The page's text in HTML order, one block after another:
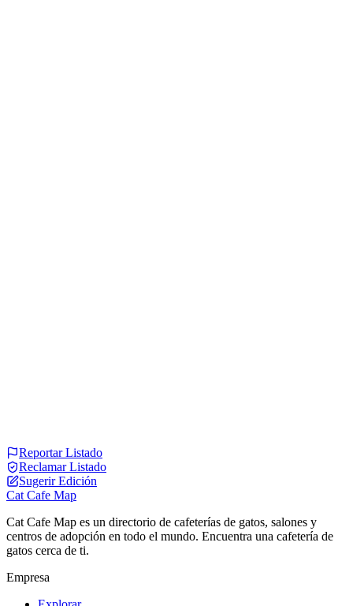
Reportar Listado
Reclamar Listado
Sugerir Edición
Cat Cafe Map
Cat Cafe Map es un directorio de cafeterías de gatos, salones y
centros de adopción en todo el mundo. Encuentra una cafetería de
gatos cerca de ti.
Empresa